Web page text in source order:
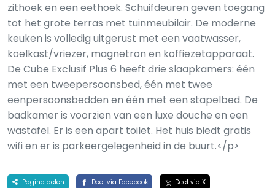
zithoek en een eethoek. Schuifdeuren geven toegang
tot het grote terras met tuinmeubilair. De moderne
keuken is volledig uitgerust met een vaatwasser,
koelkast/vriezer, magnetron en koffiezetapparaat.
De Cube Exclusif Plus 6 heeft drie slaapkamers: één
met een tweepersoonsbed, één met twee
eenpersoonsbedden en één met een stapelbed. De
badkamer is voorzien van een luxe douche en een
wastafel. Er is een apart toilet. Het huis biedt gratis
wifi en er is parkeergelegenheid in de buurt.</p>
Pagina delen Deel via Facebook
Deel via X